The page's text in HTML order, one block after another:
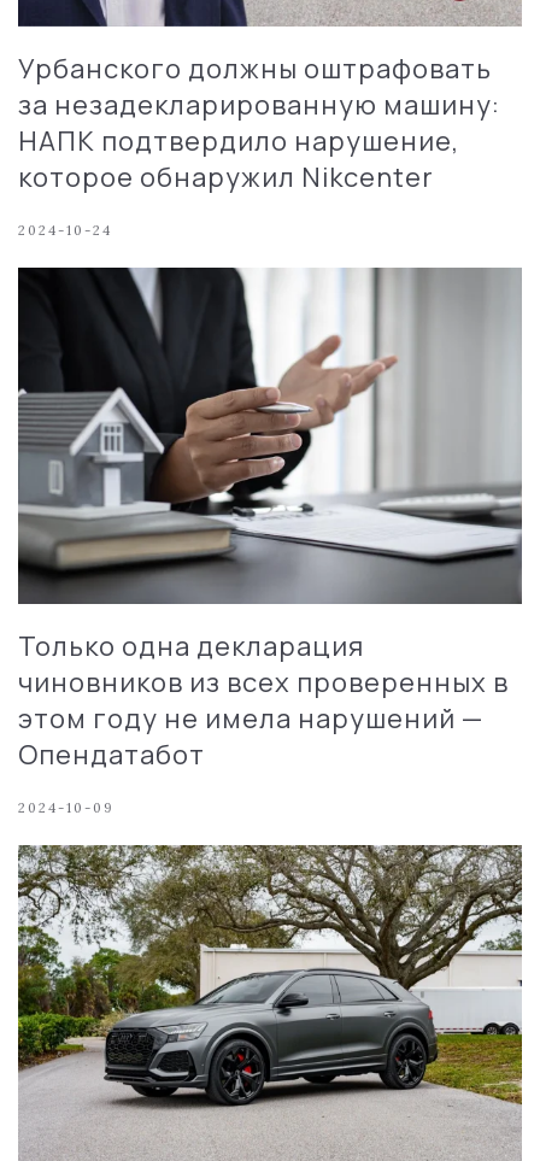
Урбанского должны оштрафовать
за незадекларированную машину:
НАПК подтвердило нарушение,
которое обнаружил Nikcenter
2024-10-24
Только одна декларация
чиновников из всех проверенных в
этом году не имела нарушений —
Опендатабот
2024-10-09